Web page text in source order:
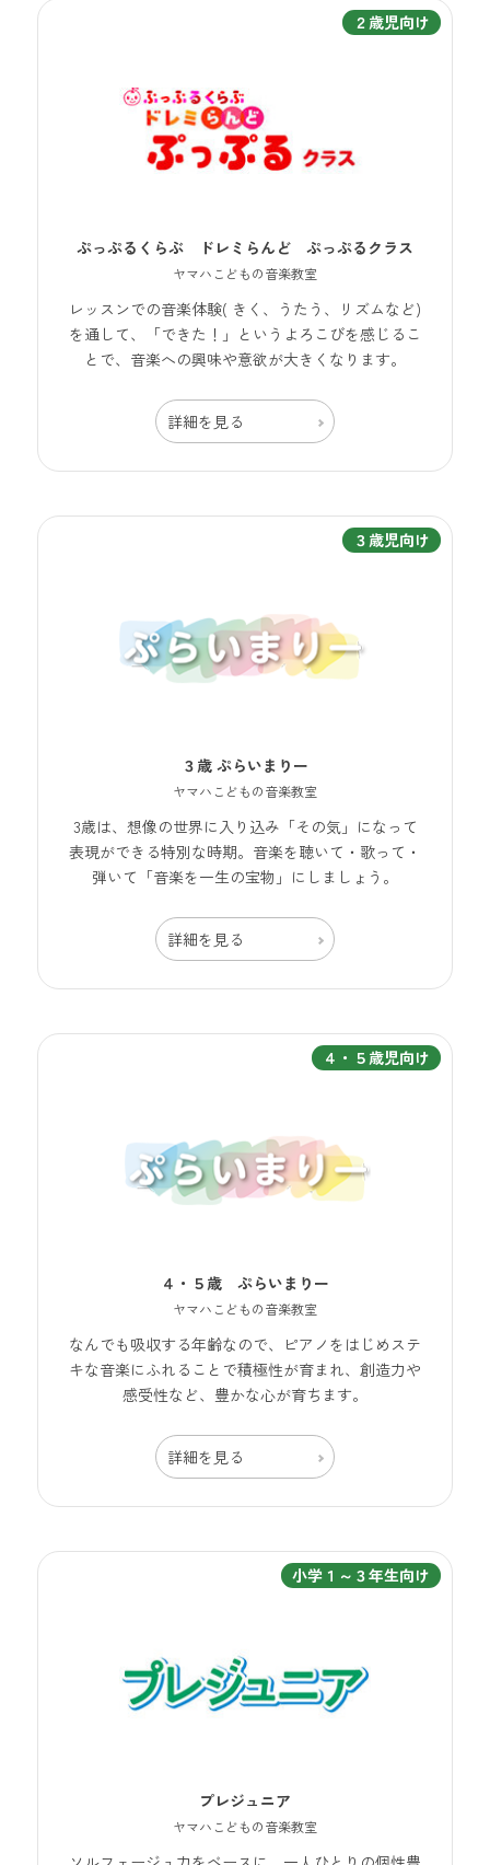
２歳児向け
ぷっぷるくらぶ ドレミらんど ぷっぷるクラス
ヤマハこどもの音楽教室
レッスンでの音楽体験( きく、うたう、リズムなど)
を通して、「できた！」というよろこびを感じるこ
とで、音楽への興味や意欲が大きくなります。
詳細を見る
３歳児向け
３歳 ぷらいまりー
ヤマハこどもの音楽教室
3歳は、想像の世界に入り込み「その気」になって
表現ができる特別な時期。音楽を聴いて・歌って・
弾いて「音楽を一生の宝物」にしましょう。
詳細を見る
４・５歳児向け
４・５歳 ぷらいまりー
ヤマハこどもの音楽教室
なんでも吸収する年齢なので、ピアノをはじめステ
キな音楽にふれることで積極性が育まれ、創造力や
感受性など、豊かな心が育ちます。
詳細を見る
小学１～３年生向け
プレジュニア
ヤマハこどもの音楽教室